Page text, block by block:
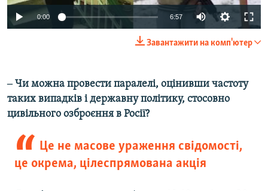
0:00 6:57
Завантажити на комп'ютер
‒ Чи можна провести паралелі, оцінивши частоту
таких випадків і державну політику, стосовно
цивільного озброєння в Росії?​
Це не масове ураження свідомості,
це окрема, цілеспрямована акція